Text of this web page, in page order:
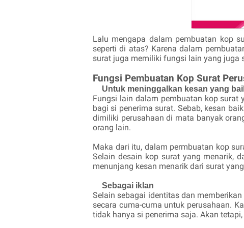
Lalu mengapa dalam pembuatan kop
seperti di atas? Karena dalam
surat juga memiliki fungsi lain yang juga
Fungsi Pembuatan Kop Surat
Untuk meninggalkan kesan yang
Fungsi lain dalam pembuatan kop surat
bagi si penerima surat. Sebab, kesan
dimiliki perusahaan di mata banyak
orang lain.
Maka dari itu, dalam permbuatan kop
Selain desain kop surat yang menarik,
menunjang kesan menarik dari surat
Sebagai iklan
Selain sebagai identitas dan
secara cuma-cuma untuk perusahaan.
tidak hanya si penerima saja. Akan